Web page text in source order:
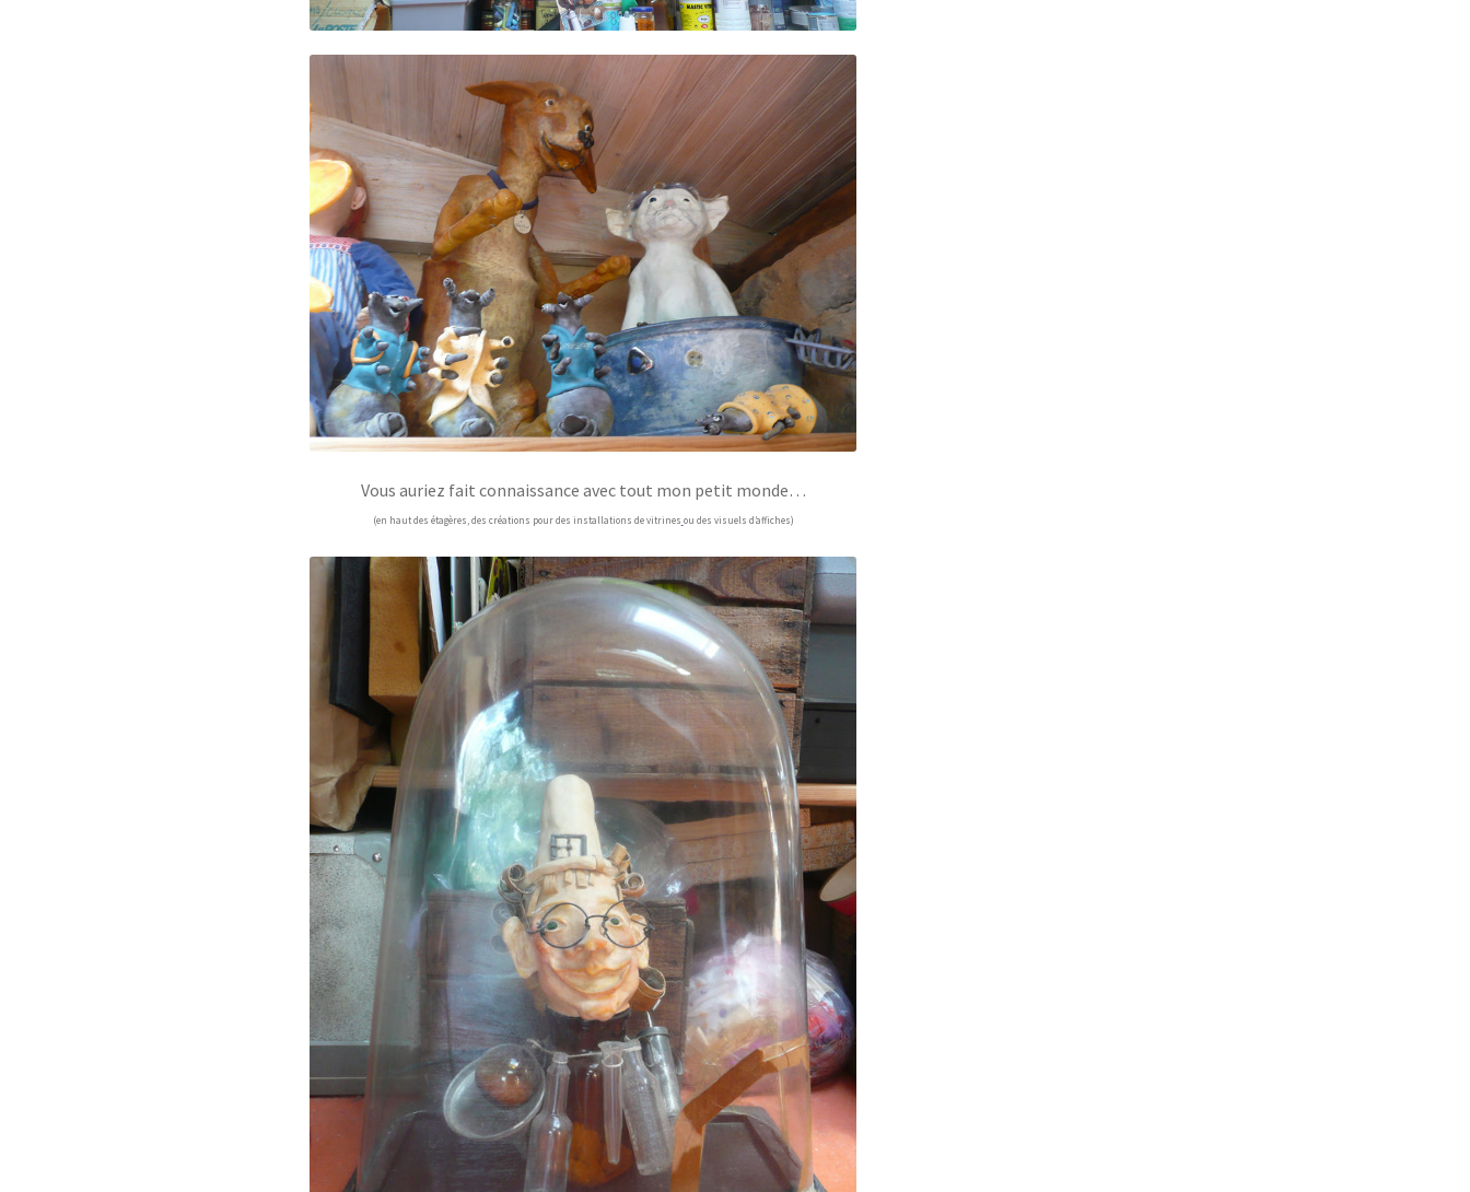
Vous auriez fait connaissance avec tout mon petit monde…
(en haut des étagères, des créations pour des installations de vitrines ou des visuels d’affiches)